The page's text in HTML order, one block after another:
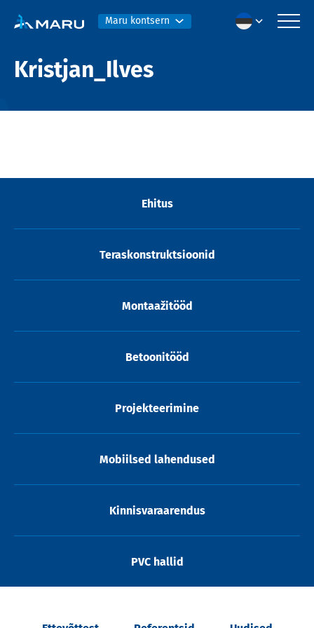
Maru kontsern
Kristjan_Ilves
Ehitus
Teraskonstruktsioonid
Montaažitööd
Betoonitööd
Projekteerimine
Mobiilsed lahendused
Kinnisvaraarendus
PVC hallid